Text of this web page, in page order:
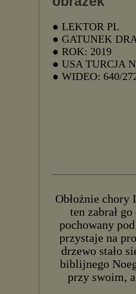
● LEKTOR PL
● GATUNEK
● ROK: 2019
● USA TURCJA
● WIDEO: 640/
Obłożnie
ten zabrał
pochowany
przystaje na
drzewo stało
biblijnego
przy swoim,